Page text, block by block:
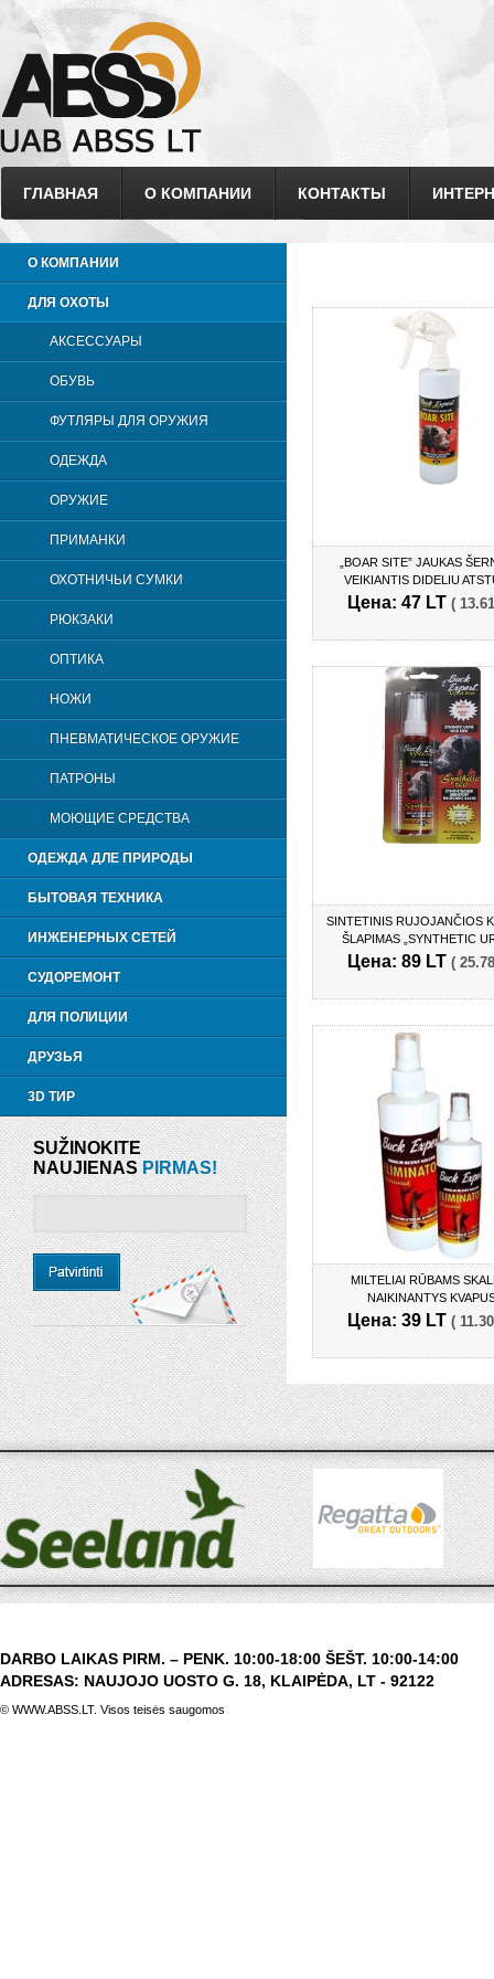
ГЛАВНАЯ О КОМПАНИИ КОНТАКТЫ
О КОМПАНИИ
ДЛЯ ОХОТЫ
АКСЕССУАРЫ
ОБУВЬ
ФУТЛЯРЫ ДЛЯ ОРУЖИЯ
ОДЕЖДА
ОРУЖИЕ
ПРИМАНКИ
ОХОТНИЧЬИ СУМКИ
РЮКЗАКИ
OПТИКА
НОЖИ
ПНЕВМАТИЧЕСКОЕ ОРУЖИЕ
ПАТРОНЫ
МОЮЩИЕ СРЕДСТВА
ОДЕЖДА ДЛЕ ПРИРОДЫ
БЫТОВАЯ ТЕХНИКА
ИНЖЕНЕРНЫХ СЕТЕЙ
СУДОРЕМОНТ
ДЛЯ ПОЛИЦИИ
ДРУЗЬЯ
3D ТИР
SUŽINOKITE
NAUJIENASPIRMAS!
„BOAR SITE” JAUKAS
VEIKIANTIS DIDELIU
Цена: 47 LT (
SINTETINIS RUJOJANČIOS
ŠLAPIMAS „SYNTHETIC
Цена: 89 LT (
MILTELIAI RŪBAMS
NAIKINANTYS
Цена: 39 LT(
DARBO LAIKAS PIRM. – PENK. 10:00-18:00 ŠEŠT. 10:00-14:00
ADRESAS: NAUJOJO UOSTO G. 18, KLAIPĖDA, LT - 92122
© WWW.ABSS.LT. Visos teisės saugomos